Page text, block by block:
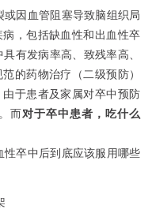
因血管阻塞导致脑组织局
，包括缺血性和出血性卒
有发病率高、致残率高、
的药物治疗（二级预防）
于患者及家属对卒中预防
而 对于卒中患者，吃什么
卒中后到底应该服用哪些